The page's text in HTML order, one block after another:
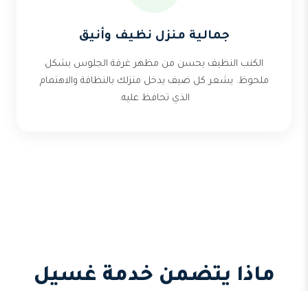
جمالية منزل نظيف وأنيق
الكنب النظيف يحسن من مظهر غرفة الجلوس بشكل
ملحوظ. يشعر كل ضيف يدخل منزلك بالنظافة والاهتمام
الذي تحافظ عليه.
ماذا يتضمن خدمة غسيل